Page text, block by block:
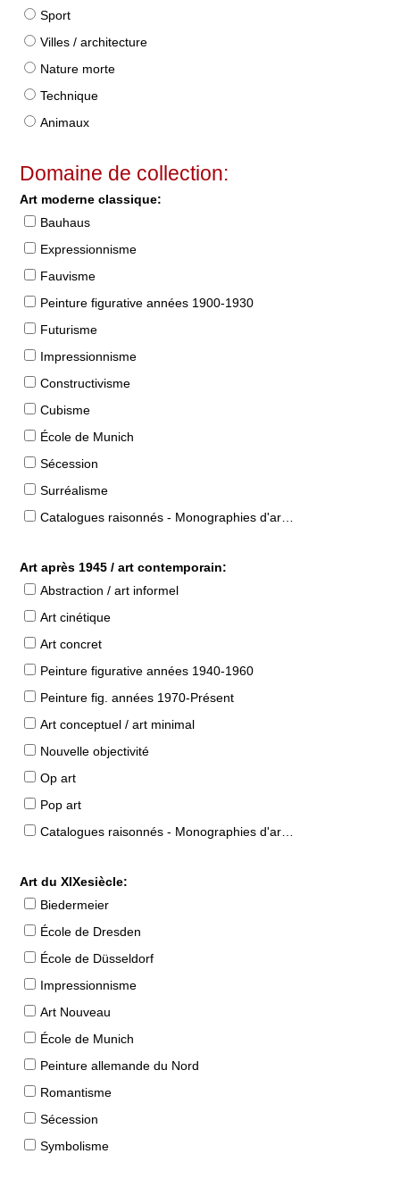
Sport
Villes / architecture
Nature morte
Technique
Animaux
Domaine de collection:
Art moderne classique:
Bauhaus
Expressionnisme
Fauvisme
Peinture figurative années 1900-1930
Futurisme
Impressionnisme
Constructivisme
Cubisme
École de Munich
Sécession
Surréalisme
Catalogues raisonnés - Monographies d'artistes
Art après 1945 / art contemporain:
Abstraction / art informel
Art cinétique
Art concret
Peinture figurative années 1940-1960
Peinture fig. années 1970-Présent
Art conceptuel / art minimal
Nouvelle objectivité
Op art
Pop art
Catalogues raisonnés - Monographies d'artistes
Art du XIXesiècle:
Biedermeier
École de Dresden
École de Düsseldorf
Impressionnisme
Art Nouveau
École de Munich
Peinture allemande du Nord
Romantisme
Sécession
Symbolisme